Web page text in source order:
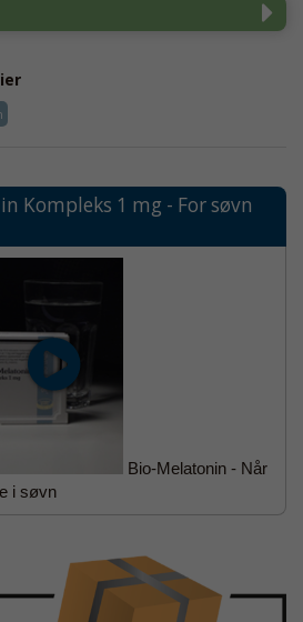
Kompleks 1 mg - For søvn
Bio-Melatonin - Når
i søvn